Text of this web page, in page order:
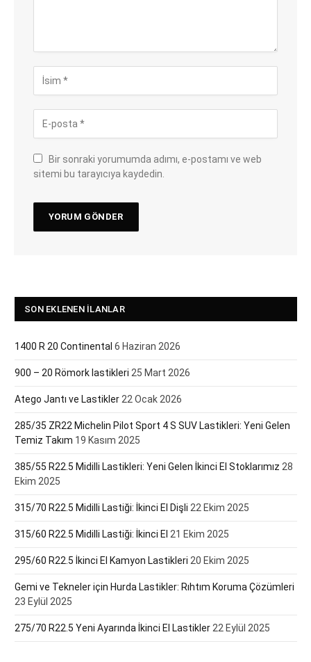
Bir sonraki yorumumda adımı, e-postamı ve web
sitemi bu tarayıcıya kaydedin.
SON EKLENEN İLANLAR
1400 R 20 Continental 6 Haziran 2026
900 – 20 Römork lastikleri 25 Mart 2026
Atego Jantı ve Lastikler22 Ocak 2026
285/35 ZR22 Michelin Pilot Sport 4 S SUV Lastikleri: Yeni Gelen
Temiz Takım 19 Kasım 2025
385/55 R22.5 Midilli Lastikleri: Yeni Gelen İkinci El Stoklarımız 28
Ekim 2025
315/70 R22.5 Midilli Lastiği: İkinci El Dişli 22 Ekim 2025
315/60 R22.5 Midilli Lastiği: İkinci El 21 Ekim 2025
295/60 R22.5 İkinci El Kamyon Lastikleri 20 Ekim 2025
Gemi ve Tekneler için Hurda Lastikler: Rıhtım Koruma Çözümleri
23 Eylül 2025
275/70 R22.5 Yeni Ayarında İkinci El Lastikler22 Eylül 2025